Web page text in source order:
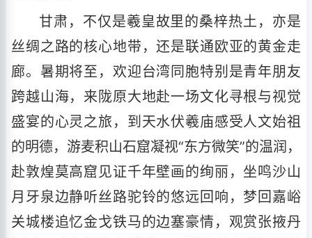
甘肃，不仅是羲皇故里的桑梓热土，亦是
丝绸之路的核心地带，还是联通欧亚的黄金走
廊。暑期将至，欢迎台湾同胞特别是青年朋友
跨越山海，来陇原大地赴一场文化寻根与视觉
盛宴的心灵之旅，到天水伏羲庙感受人文始祖
的明德，游麦积山石窟凝视“东方微笑”的温润，
赴敦煌莫高窟见证千年壁画的绚丽，坐鸣沙山
月牙泉边静听丝路驼铃的悠远回响，梦回嘉峪
关城楼追忆金戈铁马的边塞豪情，观赏张掖丹